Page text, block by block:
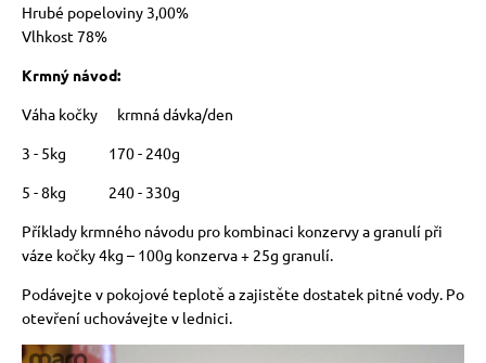
Hrubé popeloviny 3,00%
Vlhkost 78%
Krmný návod:
Váha kočky krmná dávka/den
3 - 5kg 170 - 240g
5 - 8kg 240 - 330g
Příklady krmného návodu pro kombinaci konzervy a granulí při
váze kočky 4kg – 100g konzerva + 25g granulí.
Podávejte v pokojové teplotě a zajistěte dostatek pitné vody. Po
otevření uchovávejte v lednici.